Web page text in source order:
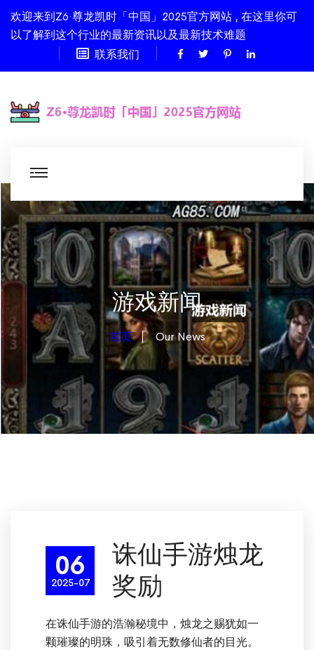
欢迎来到Z6·尊龙凯时「中国」2025官方网站 , 在这里你可
以了解到这个行业的最新资讯以及最新技术难题
联系我们
游戏新闻
首页 Our News
06
2025-07
诛仙手游烛龙
奖励
在诛仙手游的浩瀚秘境中，烛龙之赐犹如一
颗璀璨的明珠，吸引着无数修仙者的目光。